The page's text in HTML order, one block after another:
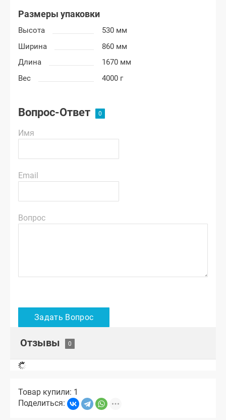
Размеры упаковки
Высота
530 мм
Ширина
860 мм
Длина
1670 мм
Вес
4000 г
Вопрос-Ответ
Имя
Email
Вопрос
Отзывы
Товар купили: 1
Поделиться: